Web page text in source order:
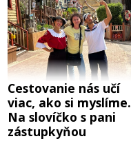
Cestovanie nás učí
viac, ako si myslíme.
Na slovíčko s pani
zástupkyňou